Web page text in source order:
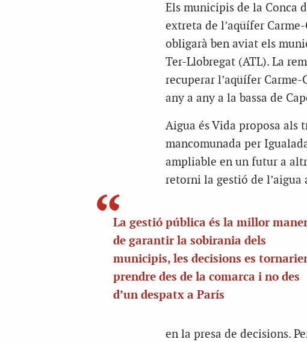
Els municipis de la Conca
extreta de l’aqüífer Carme-
obligarà ben aviat els
Ter-Llobregat (ATL). La
recuperar l’aqüífer
any a any a la bassa de
Aigua és Vida proposa als
mancomunada per
ampliable en un futur a
retorni la gestió de l’aigua
La gestió pública és la millor
de garantir la sobirania dels
municipis, les decisions es
prendre des de la comarca i no des
d’un despatx a París
en la presa de decisions.